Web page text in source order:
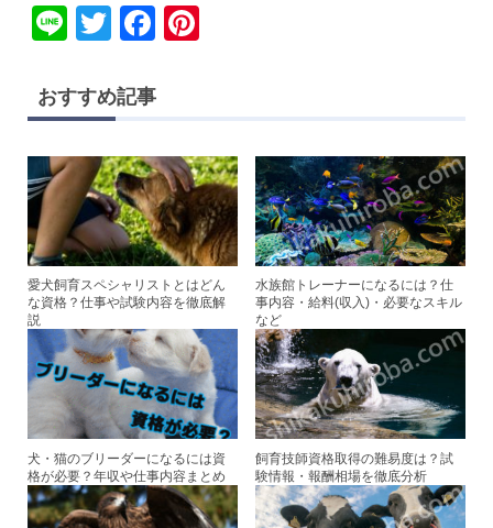
Li
e
T
tt
er
F
c
b
o
o
k
st
おすすめ記事
愛犬飼育スペシャリストとはどん
な資格？仕事や試験内容を徹底解
説
水族館トレーナーになるには？仕
事内容・給料(収入)・必要なスキル
など
犬・猫のブリーダーになるには資
格が必要？年収や仕事内容まとめ
飼育技師資格取得の難易度は？試
験情報・報酬相場を徹底分析